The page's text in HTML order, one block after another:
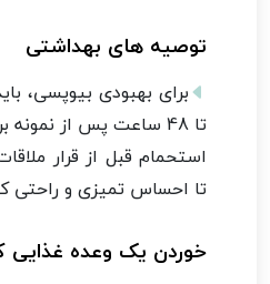
توصیه های بهداشتی
تا 48 ساعت پس از
استحمام قبل از قرار
تا احساس تمیزی و راحتی
خوردن یک وعده